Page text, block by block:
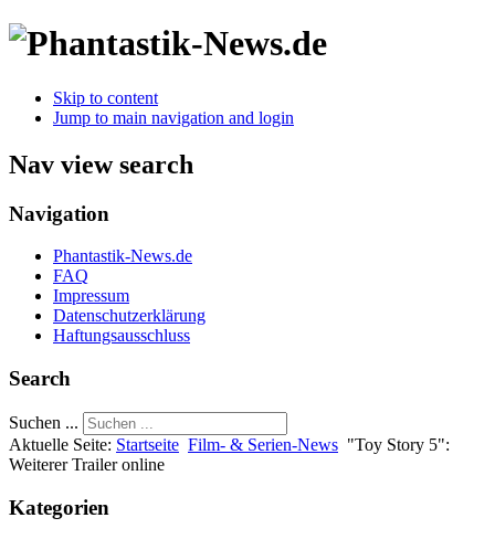
Skip to content
Jump to main navigation and login
Nav view search
Navigation
Phantastik-News.de
FAQ
Impressum
Datenschutzerklärung
Haftungsausschluss
Search
Suchen ...
Aktuelle Seite: Startseite Film- & Serien-News "Toy Story 5":
Weiterer Trailer online
Kategorien